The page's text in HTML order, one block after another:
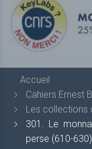
Accueil
Cahiers Ernest
Les collections
301. Le
perse (610-630)